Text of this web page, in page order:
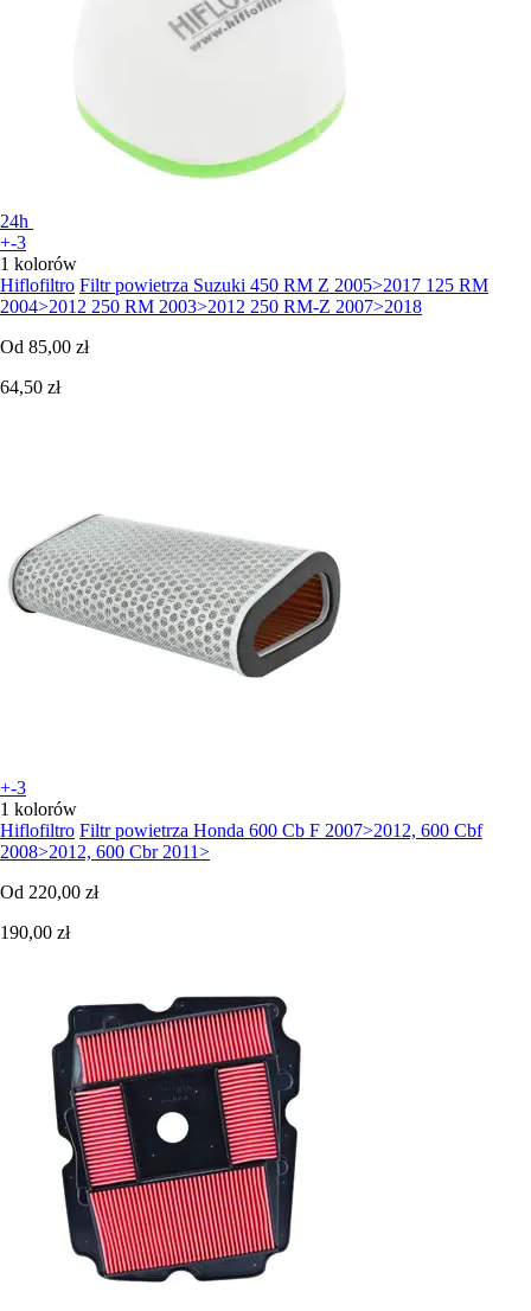
24h
+-3
1 kolorów
Hiflofiltro Filtr powietrza Suzuki 450 RM Z 2005>2017 125 RM
2004>2012 250 RM 2003>2012 250 RM-Z 2007>2018
Od 85,00 zł
64,50 zł
+-3
1 kolorów
Hiflofiltro Filtr powietrza Honda 600 Cb F 2007>2012, 600 Cbf
2008>2012, 600 Cbr 2011>
Od 220,00 zł
190,00 zł